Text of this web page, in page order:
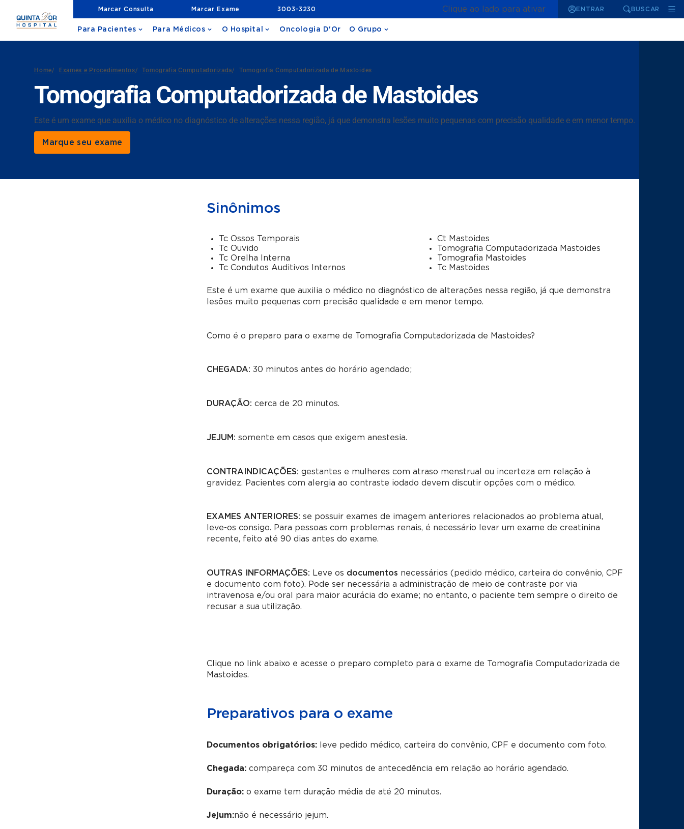
Marcar Consulta Marcar Exame 3003-3230 Clique ao lado para ativar ENTRAR BUSCAR
Para Pacientes Para Médicos O Hospital Oncologia D'Or O Grupo
Home/ Exames e Procedimentos/ Tomografia Computadorizada/ Tomografia Computadorizada de Mastoides
Tomografia Computadorizada de Mastoides
Este é um exame que auxilia o médico no diagnóstico de alterações nessa região, já que demonstra lesões muito pequenas com precisão qualidade e em menor tempo.
Marque seu exame
Sinônimos
Tc Ossos Temporais
Tc Ouvido
Tc Orelha Interna
Tc Condutos Auditivos Internos
Ct Mastoides
Tomografia Computadorizada Mastoides
Tomografia Mastoides
Tc Mastoides
Este é um exame que auxilia o médico no diagnóstico de alterações nessa região, já que demonstra
lesões muito pequenas com precisão qualidade e em menor tempo.
Como é o preparo para o exame de Tomografia Computadorizada de Mastoides?
CHEGADA: 30 minutos antes do horário agendado;
DURAÇÃO: cerca de 20 minutos.
JEJUM: somente em casos que exigem anestesia.
CONTRAINDICAÇÕES: gestantes e mulheres com atraso menstrual ou incerteza em relação à
gravidez. Pacientes com alergia ao contraste iodado devem discutir opções com o médico.
EXAMES ANTERIORES: se possuir exames de imagem anteriores relacionados ao problema atual,
leve-os consigo. Para pessoas com problemas renais, é necessário levar um exame de creatinina
recente, feito até 90 dias antes do exame.
OUTRAS INFORMAÇÕES: Leve os documentos necessários (pedido médico, carteira do convênio, CPF
e documento com foto). Pode ser necessária a administração de meio de contraste por via
intravenosa e/ou oral para maior acurácia do exame; no entanto, o paciente tem sempre o direito de
recusar a sua utilização.
Clique no link abaixo e acesse o preparo completo para o exame de Tomografia Computadorizada de
Mastoides.
Preparativos para o exame
Documentos obrigatórios:leve pedido médico, carteira do convênio, CPF e documento com foto.
Chegada:compareça com 30 minutos de antecedência em relação ao horário agendado.
Duração:o exame tem duração média de até 20 minutos.
Jejum:não é necessário jejum.